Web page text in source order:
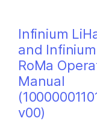
Infinium
and Infinium
RoMa
Manual
v00)